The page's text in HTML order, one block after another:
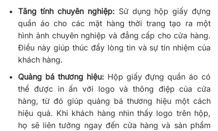
Tăng tính chuyên nghiệp: Sử dụng hộp giấy đựng
quần áo cho các mặt hàng thời trang tạo ra một
hình ảnh chuyên nghiệp và đẳng cấp cho cửa hàng.
Điều này giúp thúc đẩy lòng tin và sự tín nhiệm của
khách hàng.
Quảng bá thương hiệu: Hộp giấy đựng quần áo có
thể được in ấn với logo và thông điệp của cửa
hàng, từ đó giúp quảng bá thương hiệu một cách
hiệu quả. Khi khách hàng nhìn thấy logo trên hộp,
họ sẽ liên tưởng ngay đến cửa hàng và sản phẩm